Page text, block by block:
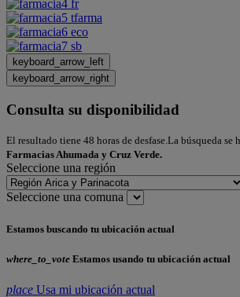
keyboard_arrow_left
keyboard_arrow_right
Consulta su disponibilidad
El resultado tiene 48 horas de desfase.La búsqueda se
Farmacias Ahumada y Cruz Verde.
Seleccione una región
Seleccione una comuna
Estamos buscando tu ubicación actual
where_to_vote Estamos usando tu ubicación actual
place Usa mi ubicación actual